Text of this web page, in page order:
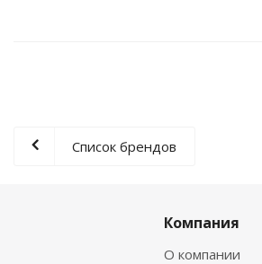
Список брендов
Компания
О компании